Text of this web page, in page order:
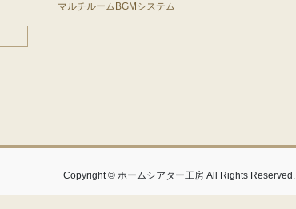
マルチルームBGMシステム
Copyright © ホームシアター工房 All Rights Reserved.